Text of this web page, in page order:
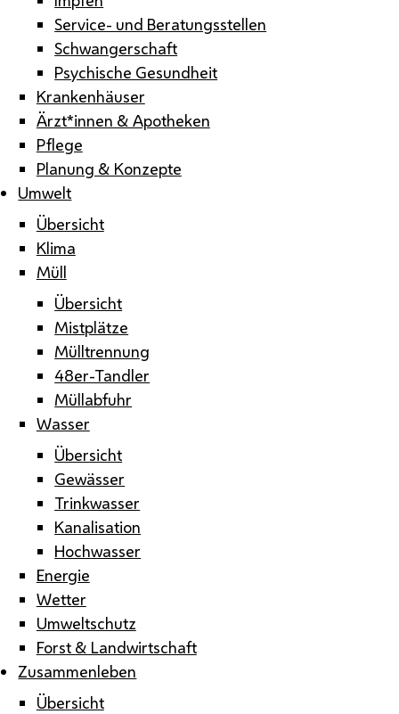
Service- und Beratungsstellen
Schwangerschaft
Psychische Gesundheit
Krankenhäuser
Ärzt*innen & Apotheken
Pflege
Planung & Konzepte
Umwelt
Übersicht
Klima
Müll
Übersicht
Mistplätze
Mülltrennung
48er-Tandler
Müllabfuhr
Wasser
Übersicht
Gewässer
Trinkwasser
Kanalisation
Hochwasser
Energie
Wetter
Umweltschutz
Forst & Landwirtschaft
Zusammenleben
Übersicht